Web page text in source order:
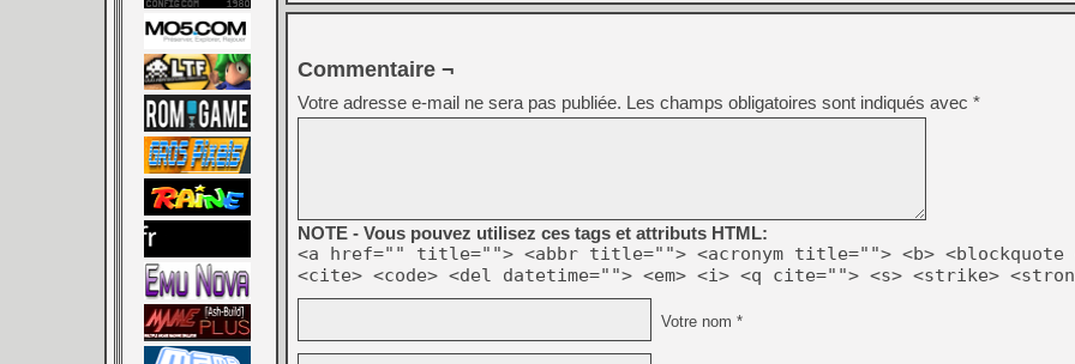
[Mo5] Deux inédits du
[GK] Le beat'em up The
[LTF] Eté 2026 - Séquence 6
[GK] Mistfall Hunter : déjà
[GK] Wo Long 2 évolue
[LS] [PS5] Premiers
Commentaire ¬
Votre adresse e-mail ne sera pas publiée. Les champs obligatoires sont indiqués avec *
NOTE - Vous pouvez utilisez ces tags et attributs HTML:
<a href="" title=""> <abbr title=""> <acronym title=""> <b> <blockquote
<cite> <code> <del datetime=""> <em> <i> <q cite=""> <s> <strike>
Votre nom *